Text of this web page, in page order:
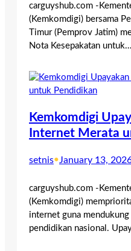
carguyshub.com -
(Kemkomdigi) bersama
Timur (Pemprov Jatim)
Nota Kesepakatan untuk…
Kemkomdigi
Internet Merata
setnis• January 13,
carguyshub.com -
(Kemkomdigi)
internet guna
pendidikan nasional.